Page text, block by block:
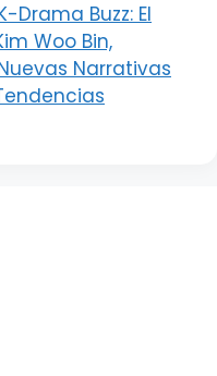
Drama Buzz: El
Woo Bin,
Narrativas